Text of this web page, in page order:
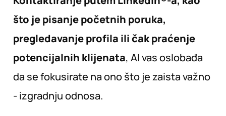
što je pisanje početnih poruka,
pregledavanje profila ili čak praćenje
potencijalnih klijenata, AI vas oslobađa
da se fokusirate na ono što je zaista važno
- izgradnju odnosa.